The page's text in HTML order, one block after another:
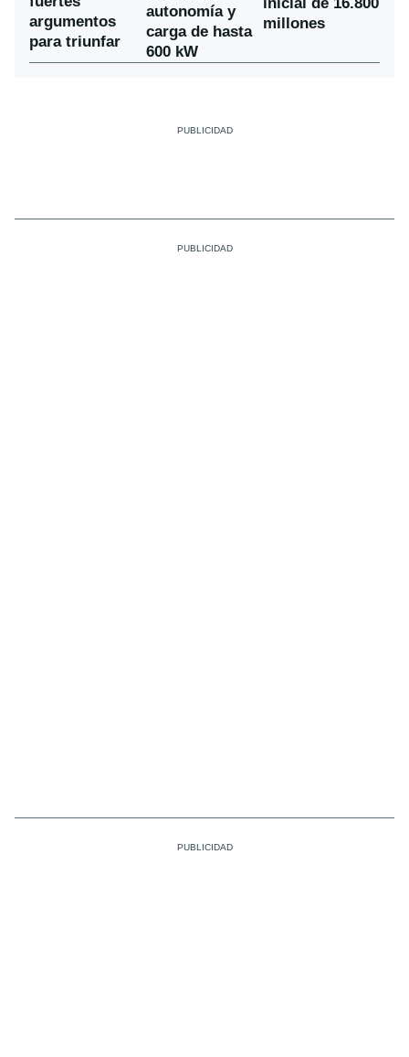
argumentos
para triunfar
autonomía y
carga de hasta
600 kW
millones